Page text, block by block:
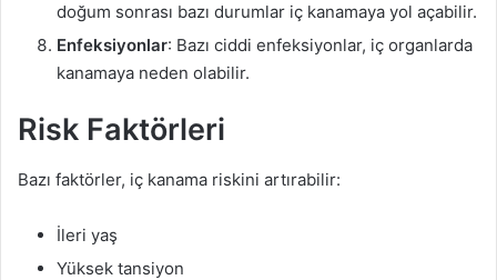
doğum sonrası bazı durumlar iç kanamaya yol açabilir.
Enfeksiyonlar: Bazı ciddi enfeksiyonlar, iç organlarda
kanamaya neden olabilir.
Risk Faktörleri
Bazı faktörler, iç kanama riskini artırabilir:
İleri yaş
Yüksek tansiyon